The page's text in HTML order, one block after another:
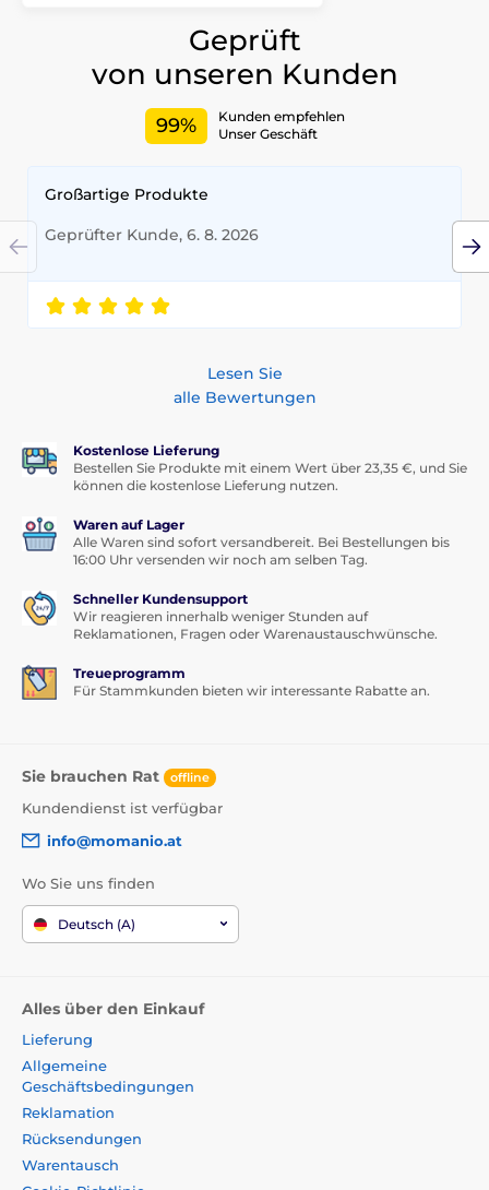
Geprüft
von unseren Kunden
99%
Kunden empfehlen
Unser Geschäft
Großartige Produkte
Geprüfter Kunde, 6. 8. 2026
Lesen Sie
alle Bewertungen
Kostenlose Lieferung
Bestellen Sie Produkte mit einem Wert über 23,35 €, und Sie
können die kostenlose Lieferung nutzen.
Waren auf Lager
Alle Waren sind sofort versandbereit. Bei Bestellungen bis
16:00 Uhr versenden wir noch am selben Tag.
Schneller Kundensupport
Wir reagieren innerhalb weniger Stunden auf
Reklamationen, Fragen oder Warenaustauschwünsche.
Treueprogramm
Für Stammkunden bieten wir interessante Rabatte an.
Sie brauchen Rat offline
Kundendienst ist verfügbar
info@momanio.at
Wo Sie uns finden
Deutsch (A)
Alles über den Einkauf
Lieferung
Allgemeine
Geschäftsbedingungen
Reklamation
Rücksendungen
Warentausch